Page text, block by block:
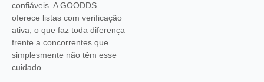
confiáveis. A GOODDS
oferece listas com verificação
ativa, o que faz toda diferença
frente a concorrentes que
simplesmente não têm esse
cuidado.